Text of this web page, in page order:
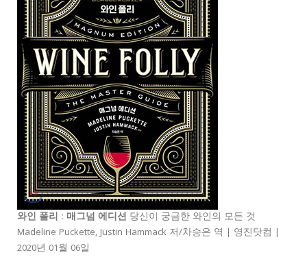
와인 폴리 : 매그넘 에디션 당신이 궁금한 와인의 모든 것
Madeline Puckette, Justin Hammack 저/차승은 역 | 영진닷컴 |
2020년 01월 06일